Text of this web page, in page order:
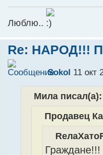
Люблю..
Re: НАРОД!!!
Sokol 11 окт
Мила писал(а):
Продавец
Граждане!!!